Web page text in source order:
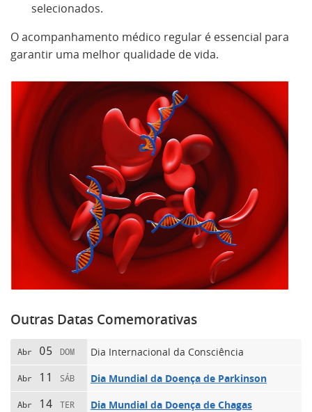
selecionados.
O acompanhamento médico regular é essencial para
garantir uma melhor qualidade de vida.
Outras Datas Comemorativas
Abr 05 DOM Dia Internacional da Consciência
Abr 11 SÁB Dia Mundial da Doença de Parkinson
Abr 14 TER Dia Mundial da Doença de Chagas